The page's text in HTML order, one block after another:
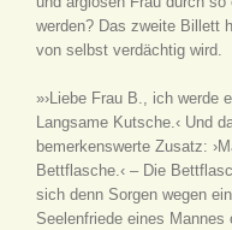
werden? Das zweite Billett
von selbst verdächtig wird.
»›Liebe Frau B., ich werde
Langsame Kutsche.‹ Und
bemerkenswerte Zusatz:
Bettflasche.‹ – Die
sich denn Sorgen wegen
Seelenfriede eines